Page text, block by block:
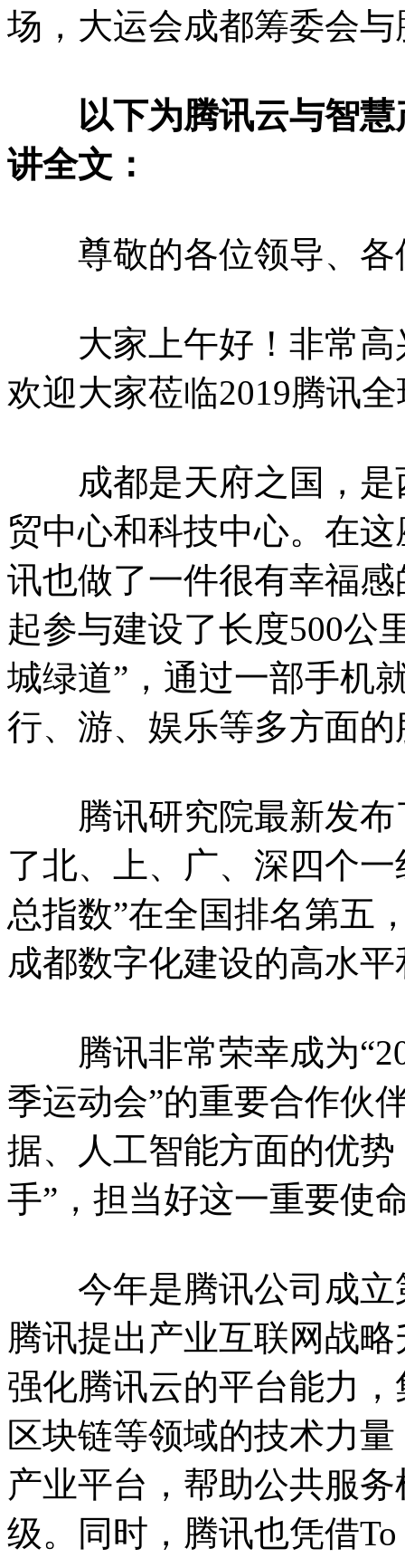
场，大运会成都筹委会
以下为腾讯云与智慧
讲全文：
尊敬的各位领导、各
大家上午好！非常高
欢迎大家莅临2019腾讯
成都是天府之国，是
贸中心和科技中心。在
讯也做了一件很有幸福
起参与建设了长度500公
城绿道”，通过一部手机
行、游、娱乐等多方面的
腾讯研究院最新发布
了北、上、广、深四个
总指数”在全国排名第五
成都数字化建设的高水
腾讯非常荣幸成为
季运动会”的重要合作伙
据、人工智能方面的优
手”，担当好这一重要使
今年是腾讯公司成立
腾讯提出产业互联网战
强化腾讯云的平台能力
区块链等领域的技术力
产业平台，帮助公共服
级。同时，腾讯也凭借